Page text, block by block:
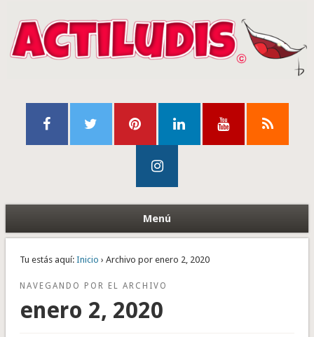
Menú
Tu estás aquí: Inicio › Archivo por enero 2, 2020
NAVEGANDO POR EL ARCHIVO
enero 2, 2020